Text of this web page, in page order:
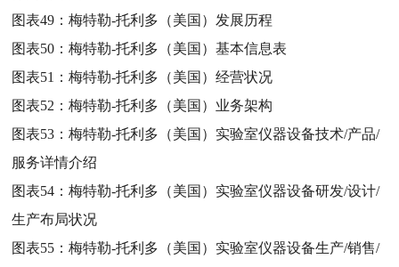
图表49：梅特勒-托利多（美国）发展历程
图表50：梅特勒-托利多（美国）基本信息表
图表51：梅特勒-托利多（美国）经营状况
图表52：梅特勒-托利多（美国）业务架构
图表53：梅特勒-托利多（美国）实验室仪器设备技术/产品/
服务详情介绍
图表54：梅特勒-托利多（美国）实验室仪器设备研发/设计/
生产布局状况
图表55：梅特勒-托利多（美国）实验室仪器设备生产/销售/